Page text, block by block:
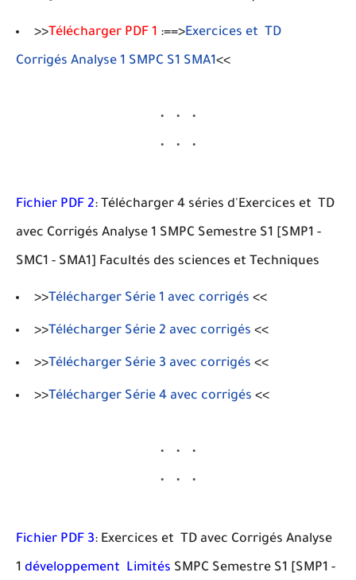
>>Télécharger PDF 1 :==>Exercices et TD
Corrigés Analyse 1 SMPC S1 SMA1<<
Fichier PDF 2: Télécharger 4 séries d'Exercices et TD
avec Corrigés Analyse 1 SMPC Semestre S1 [SMP1 -
SMC1 - SMA1] Facultés des sciences et Techniques
>>Télécharger Série 1 avec corrigés <<
>>Télécharger Série 2 avec corrigés <<
>>Télécharger Série 3 avec corrigés <<
>>Télécharger Série 4 avec corrigés <<
Fichier PDF 3: Exercices et TD avec Corrigés Analyse
1 développement Limités SMPC Semestre S1 [SMP1 -